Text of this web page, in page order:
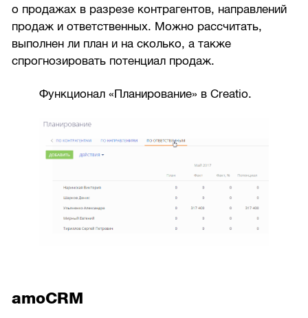
о продажах в разрезе контрагентов, направлений
продаж и ответственных. Можно рассчитать,
выполнен ли план и на сколько, а также
спрогнозировать потенциал продаж.
Функционал «Планирование» в Creatio.
amoCRM